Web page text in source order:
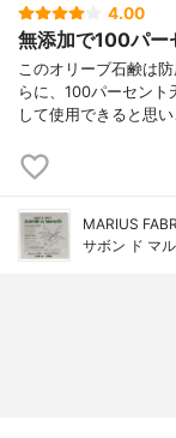
4.00
無添加で100パー
このオリーブ石鹸は
らに、100パーセン
して使用できると思
MARIUS
サボン ド マ